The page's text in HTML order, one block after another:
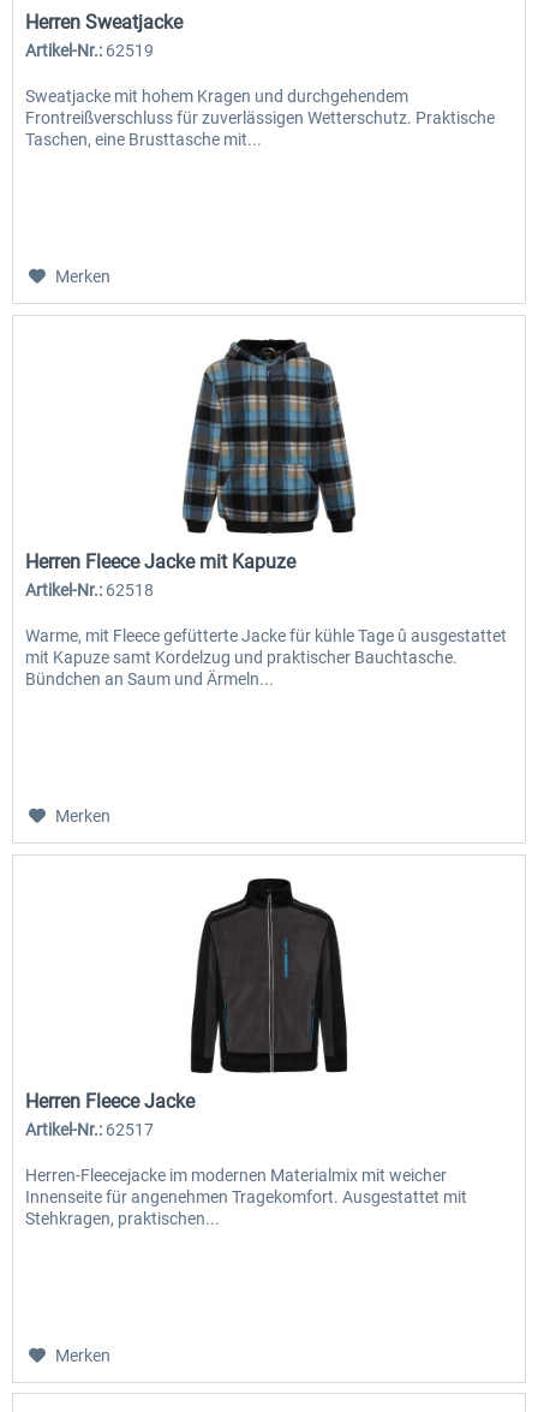
Herren Sweatjacke
Artikel-Nr.: 62519
Sweatjacke mit hohem Kragen und durchgehendem
Frontreißverschluss für zuverlässigen Wetterschutz. Praktische
Taschen, eine Brusttasche mit...
Merken
Herren Fleece Jacke mit Kapuze
Artikel-Nr.: 62518
Warme, mit Fleece gefütterte Jacke für kühle Tage û ausgestattet
mit Kapuze samt Kordelzug und praktischer Bauchtasche.
Bündchen an Saum und Ärmeln...
Merken
Herren Fleece Jacke
Artikel-Nr.: 62517
Herren-Fleecejacke im modernen Materialmix mit weicher
Innenseite für angenehmen Tragekomfort. Ausgestattet mit
Stehkragen, praktischen...
Merken